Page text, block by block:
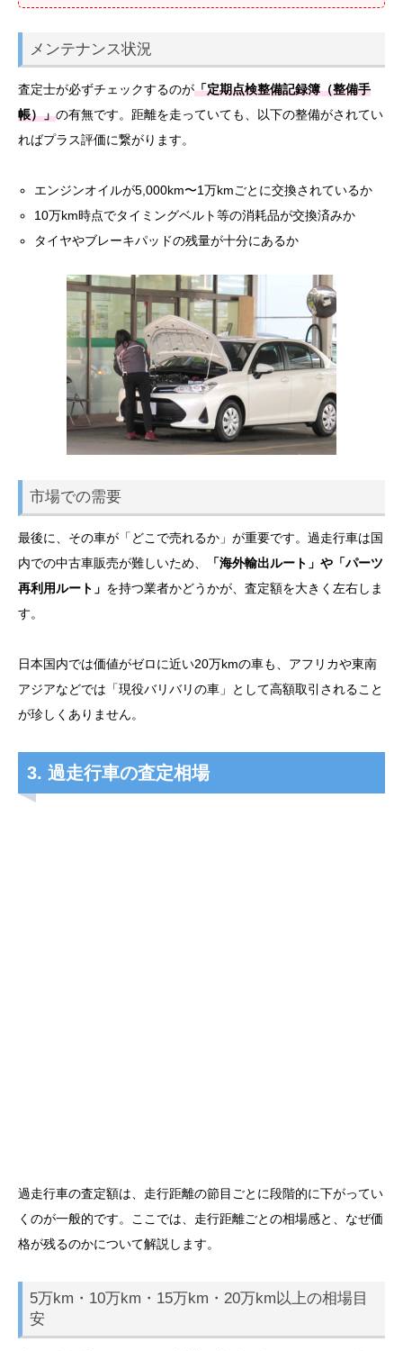
メンテナンス状況
査定士が必ずチェックするのが「定期点検整備記録簿（整備手
帳）」の有無です。距離を走っていても、以下の整備がされてい
ればプラス評価に繋がります。
エンジンオイルが5,000km〜1万kmごとに交換されているか
10万km時点でタイミングベルト等の消耗品が交換済みか
タイヤやブレーキパッドの残量が十分にあるか
市場での需要
最後に、その車が「どこで売れるか」が重要です。過走行車は国
内での中古車販売が難しいため、
「海外輸出ルート」や「パーツ
再利用ルート」 を持つ業者かどうかが、査定額を大きく左右しま
す。
日本国内では価値がゼロに近い20万kmの車も、アフリカや東南
アジアなどでは「現役バリバリの車」として高額取引されること
が珍しくありません。
3. 過走行車の査定相場
過走行車の査定額は、走行距離の節目ごとに段階的に下がってい
くのが一般的です。ここでは、走行距離ごとの相場感と、なぜ価
格が残るのかについて解説します。
5万km・10万km・15万km・20万km以上の相場目
安